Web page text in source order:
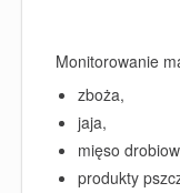
Monitorowanie
zboża,
jaja,
mięso
produkty